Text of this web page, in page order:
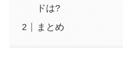
ドは?
まとめ